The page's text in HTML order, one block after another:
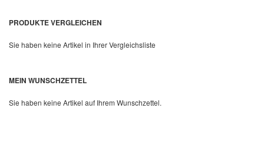
PRODUKTE VERGLEICHEN
Sie haben keine Artikel in Ihrer Vergleichsliste
MEIN WUNSCHZETTEL
Sie haben keine Artikel auf Ihrem Wunschzettel.